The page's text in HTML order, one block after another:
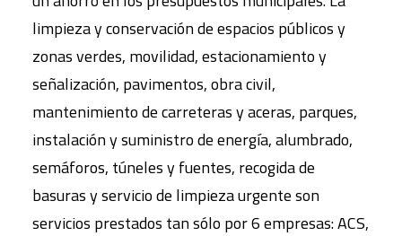
limpieza y conservación de espacios públicos y
zonas verdes, movilidad, estacionamiento y
señalización, pavimentos, obra civil,
mantenimiento de carreteras y aceras, parques,
instalación y suministro de energía, alumbrado,
semáforos, túneles y fuentes, recogida de
basuras y servicio de limpieza urgente son
servicios prestados tan sólo por 6 empresas: ACS,